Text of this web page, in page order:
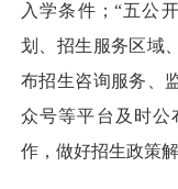
入学条件；“五公
划、招生服务区域
布招生咨询服务、
众号等平台及时公
作，做好招生政策